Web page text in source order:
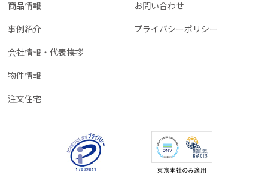
商品情報
事例紹介
会社情報・代表挨拶
物件情報
注文住宅
お問い合わせ
プライバシーポリシー